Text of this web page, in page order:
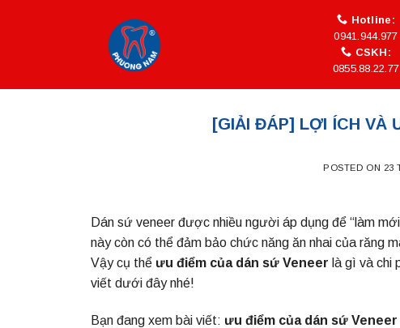
Hotline:
0941.944.977
CSKH:
0855.88.22.77
[GIẢI ĐÁP] LỢI ÍCH VÀ
POSTED ON 23
Dán sứ veneer được nhiều người áp dụng để “làm
này còn có thể đảm bảo chức năng ăn nhai của răng
Vậy cụ thể ưu điểm của dán sứ Veneer là gì và chi
viết dưới đây nhé!
Bạn đang xem bài viết: ưu điểm của dán sứ Veneer